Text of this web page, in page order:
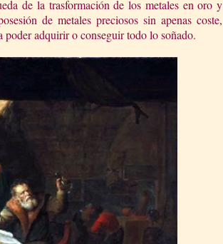
de la trasformación de los metales en oro y
de metales preciosos sin apenas coste,
adquirir o conseguir todo lo soñado.